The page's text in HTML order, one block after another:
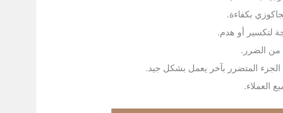
بكفاءة.
لتكسير أو هدم.
من الضرر.
الجزء المتضرر بآخر يعمل بشكل جيد.
العملاء.